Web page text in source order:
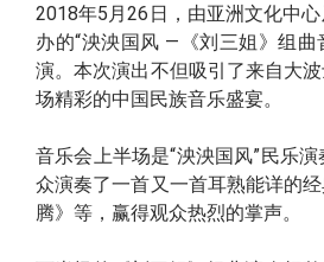
2018年5月26日，由亚洲文化中
办的“泱泱国风 —《刘三姐》组曲
演。本次演出不但吸引了来自大
场精彩的中国民族音乐盛宴。
音乐会上半场是“泱泱国风”民乐
众演奏了一首又一首耳熟能详的
腾》等，赢得观众热烈的掌声。